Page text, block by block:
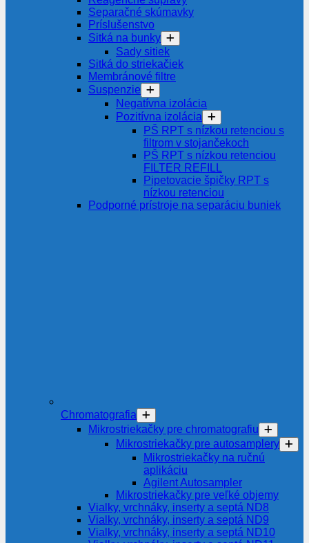
Separačné skúmavky
Príslušenstvo
Sitká na bunky
Sady sitiek
Sitká do striekačiek
Membránové filtre
Suspenzie
Negatívna izolácia
Pozitívna izolácia
PŠ RPT s nízkou retenciou s
filtrom v stojančekoch
PŠ RPT s nízkou retenciou
FILTER REFILL
Pipetovacie špičky RPT s
nízkou retenciou
Podporné prístroje na separáciu buniek
Chromatografia
Mikrostriekačky pre chromatografiu
Mikrostriekačky pre autosamplery
Mikrostriekačky na ručnú
aplikáciu
Agilent Autosampler
Mikrostriekačky pre veľké objemy
Vialky, vrchnáky, inserty a septá ND8
Vialky, vrchnáky, inserty a septá ND9
Vialky, vrchnáky, inserty a septá ND10